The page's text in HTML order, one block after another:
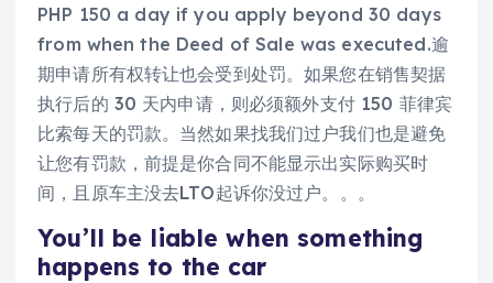
PHP 150 a day if you apply beyond 30 days
from when the Deed of Sale was executed.逾
期申请所有权转让也会受到处罚。如果您在销售契据
执行后的 30 天内申请，则必须额外支付 150 菲律宾
比索每天的罚款。当然如果找我们过户我们也是避免
让您有罚款，前提是你合同不能显示出实际购买时
间，且原车主没去LTO起诉你没过户。。。
You’ll be liable when something
happens to the car